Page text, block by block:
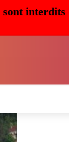
interdits